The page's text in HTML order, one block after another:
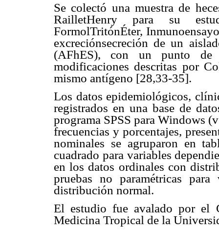
Se colectó una muestra de
RailletHenry para su
FormolTritónÉter,
excreciónsecreción de un
(AFhES), con un punto
modificaciones descritas por
mismo antígeno [28,33-35].
Los datos epidemiológicos,
registrados en una base de
programa SPSS para Windows
frecuencias y porcentajes,
nominales se agruparon en
cuadrado para variables
en los datos ordinales con
pruebas no paramétricas
distribución normal.
El estudio fue avalado por el
Medicina Tropical de la